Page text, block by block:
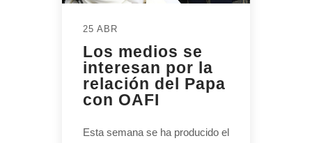
25 ABR
Los medios se
interesan por la
relación del Papa
con OAFI
Esta semana se ha producido el